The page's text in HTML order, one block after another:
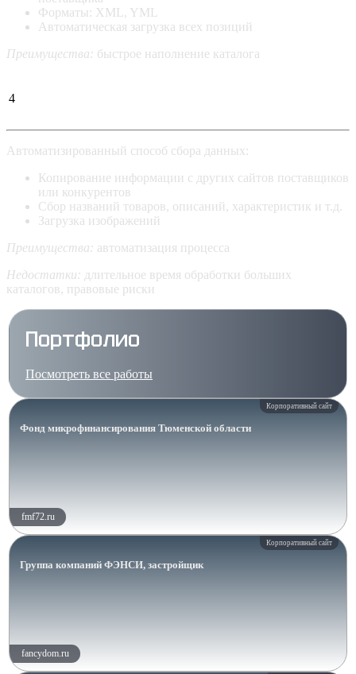
Форматы: XML, YML
Автоматическая загрузка всех позиций
Преимущества: быстрое наполнение каталога
4
Автоматизированный способ сбора данных:
Копирование информации с других сайтов поставщиков
или конкурентов
Сбор названий товаров, описаний, характеристик и т.д.
Загрузка изображений
Преимущества: автоматизация процесса
Недостатки: длительное время обработки больших
каталогов, правовые риски
Портфолио
Посмотреть все работы
Корпоративный сайт
Фонд микрофинансирования Тюменской области
fmf72.ru
Корпоративный сайт
Группа компаний ФЭНСИ, застройщик
fancydom.ru